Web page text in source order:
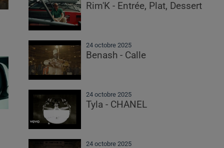
Rim'K - Entrée, Plat, Dessert
24 octobre 2025
Benash - Calle
24 octobre 2025
Tyla - CHANEL
24 octobre 2025